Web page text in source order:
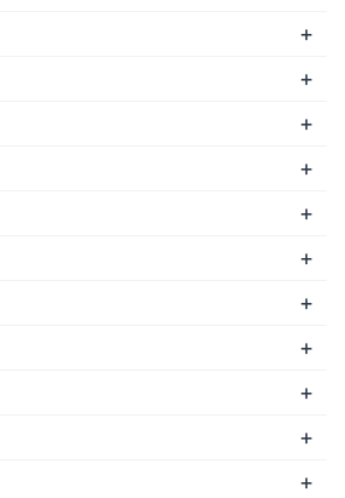
+
+
+
+
+
+
+
+
+
+
+